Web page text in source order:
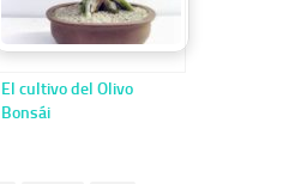
El cultivo del Olivo
Bonsái